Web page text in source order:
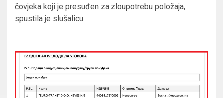
čovjeka koji je presuđen za zloupotrebu položaja,
spustila je slušalicu.